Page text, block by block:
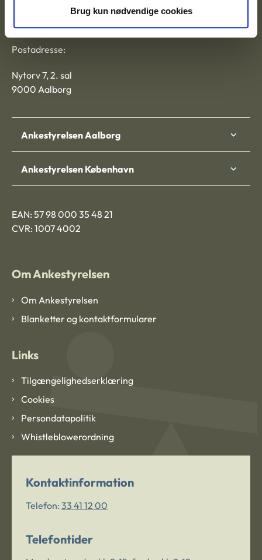
Brug kun nødvendige cookies
Ankestyrelsen
Postadresse:
Nytorv 7, 2. sal
9000 Aalborg
Ankestyrelsen Aalborg
Ankestyrelsen København
EAN: 57 98 000 35 48 21
CVR: 1007 4002
Om Ankestyrelsen
Om Ankestyrelsen
Blanketter og kontaktformularer
Links
Tilgængelighedserklæring
Cookies
Persondatapolitik
Whistleblowerordning
Kontaktinformation
Telefon: 33 41 12 00
Telefontider